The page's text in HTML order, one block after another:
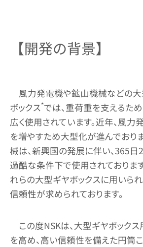
【開発の背景】
風力発電機や鉱山機械などの
ボックス*では、重荷重を支えるた
広く使用されています。近年、風力
を増やすため大型化が進んでおり
械は、新興国の発展に伴い、365日
過酷な条件下で使用されております
れらの大型ギヤボックスに用いら
信頼性が求められております。
この度NSKは、大型ギヤボック
を高め、高い信頼性を備えた円筒